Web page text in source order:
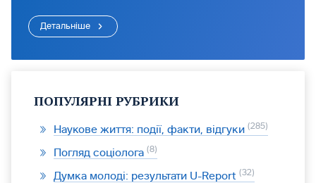
Детальніше
ПОПУЛЯРНІ РУБРИКИ
Наукове життя: події, факти, відгуки 285
Погляд соціолога 8
Думка молоді: результати U-Report 32